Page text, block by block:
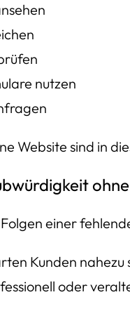
nutzen
Website sind in
einer
Kunden
oder